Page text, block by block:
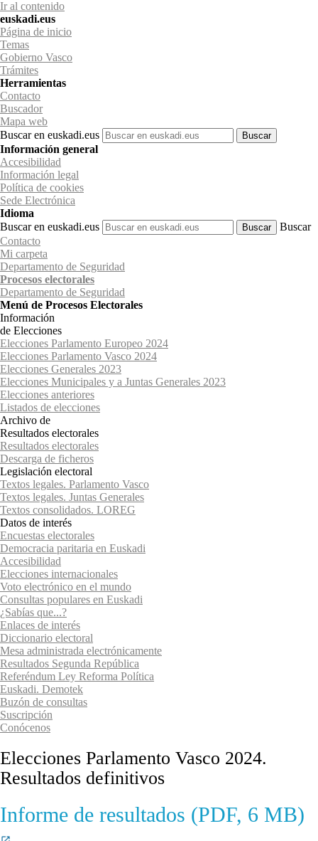
Ir al contenido
euskadi.eus
Página de inicio
Temas
Gobierno Vasco
Trámites
Herramientas
Contacto
Buscador
Mapa web
Buscar en euskadi.eus
Información general
Accesibilidad
Información legal
Política de cookies
Sede Electrónica
Idioma
Buscar en euskadi.eus
Buscar
Contacto
Mi carpeta
Departamento de Seguridad
Procesos electorales
Departamento de Seguridad
Menú de Procesos Electorales
Información
de Elecciones
Elecciones Parlamento Europeo 2024
Elecciones Parlamento Vasco 2024
Elecciones Generales 2023
Elecciones Municipales y a Juntas Generales 2023
Elecciones anteriores
Listados de elecciones
Archivo de
Resultados electorales
Resultados electorales
Descarga de ficheros
Legislación electoral
Textos legales. Parlamento Vasco
Textos legales. Juntas Generales
Textos consolidados. LOREG
Datos de interés
Encuestas electorales
Democracia paritaria en Euskadi
Accesibilidad
Elecciones internacionales
Voto electrónico en el mundo
Consultas populares en Euskadi
¿Sabías que...?
Enlaces de interés
Diccionario electoral
Mesa administrada electrónicamente
Resultados Segunda República
Referéndum Ley Reforma Política
Euskadi. Demotek
Buzón de consultas
Suscripción
Conócenos
Elecciones Parlamento Vasco 2024.
Resultados definitivos
Informe de resultados (PDF, 6 MB)